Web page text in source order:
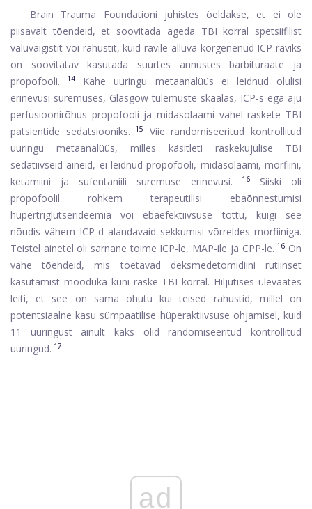
Brain Trauma Foundationi juhistes öeldakse, et ei ole
piisavalt tõendeid, et soovitada ägeda TBI korral spetsiifilist
valuvaigistit või rahustit, kuid ravile alluva kõrgenenud ICP raviks
on soovitatav kasutada suurtes annustes barbituraate ja
propofooli. 14
Kahe uuringu metaanalüüs ei leidnud olulisi
erinevusi suremuses, Glasgow tulemuste skaalas, ICP-s ega aju
perfusioonirõhus propofooli ja midasolaami vahel raskete TBI
patsientide sedatsiooniks. 15
Viie randomiseeritud kontrollitud
uuringu metaanalüüs, milles käsitleti raskekujulise TBI
sedatiivseid aineid, ei leidnud propofooli, midasolaami, morfiini,
ketamiini ja sufentaniili suremuse erinevusi. 16
Siiski oli
propofoolil rohkem terapeutilisi ebaõnnestumisi
hüpertriglütserideemia või ebaefektiivsuse tõttu, kuigi see
nõudis vähem ICP-d alandavaid sekkumisi võrreldes morfiiniga.
Teistel ainetel oli sarnane toime ICP-le, MAP-ile ja CPP-le. 16 On
vähe tõendeid, mis toetavad deksmedetomidiini rutiinset
kasutamist mõõduka kuni raske TBI korral. Hiljutises ülevaates
leiti, et see on sama ohutu kui teised rahustid, millel on
potentsiaalne kasu sümpaatilise hüperaktiivsuse ohjamisel, kuid
11 uuringust ainult kaks olid randomiseeritud kontrollitud
uuringud. 17
ad